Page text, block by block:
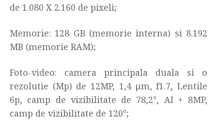
de 1.080 X 2.160 de pixeli;
Memorie: 128 GB (memorie interna) si 8.192
MB (memorie RAM);
Foto-video: camera principala duala si o
rezolutie (Mp) de 12MP, 1,4 μm, f1.7, Lentile
6p, camp de vizibilitate de 78,2°, AI + 8MP,
camp de vizibilitate de 120°;